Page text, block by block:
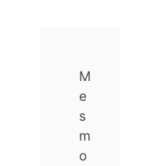
M
e
s
m
o